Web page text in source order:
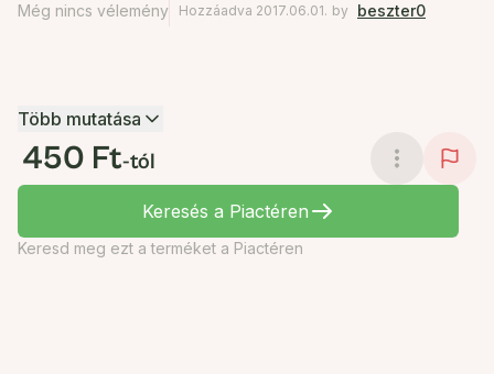
Még nincs vélemény Hozzáadva 2017.06.01. by beszter0
Több mutatása
450 Ft-tól
Keresés a Piactéren
Keresd meg ezt a terméket a Piactéren